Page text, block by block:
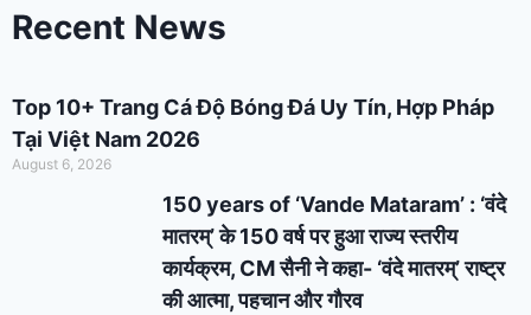
Recent News
Top 10+ Trang Cá Độ Bóng Đá Uy Tín, Hợp Pháp
Tại Việt Nam 2026
August 6, 2026
150 years of ‘Vande Mataram’ : ‘वंदे
मातरम्’ के 150 वर्ष पर हुआ राज्य स्तरीय
कार्यक्रम, CM सैनी ने कहा- ‘वंदे मातरम्’ राष्ट्र
की आत्मा, पहचान और गौरव